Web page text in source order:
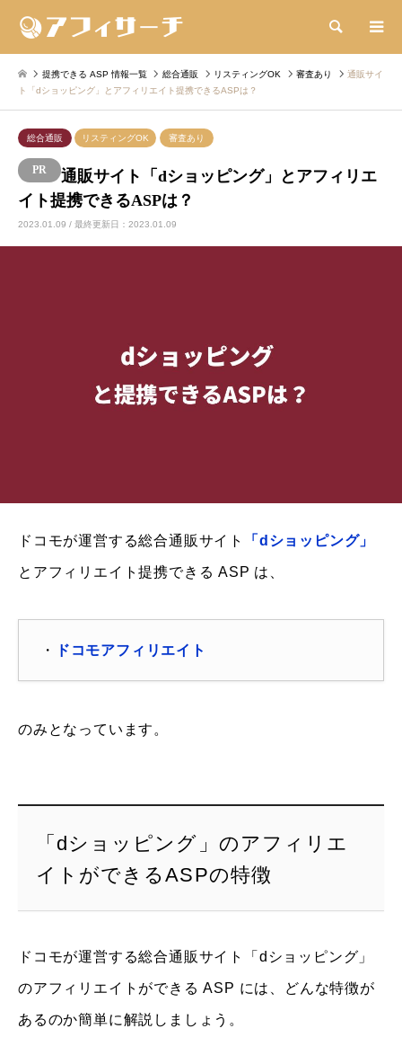
検索
提携できる ASP 情報一覧 総合通販 リスティングOK 審査あり
通販サイ
ト「dショッピング」とアフィリエイト提携できるASPは？
総合通販 リスティングOK 審査あり
通販サイト「dショッピング」とアフィリエ
イト提携できるASPは？
2023.01.09 / 最終更新日：2023.01.09
ドコモが運営する総合通販サイト 「dショッピング」
とアフィリエイト提携できる ASP は、
・ ドコモアフィリエイト
のみとなっています。
「dショッピング」のアフィリエ
イトができるASPの特徴
ドコモが運営する総合通販サイト「dショッピング」
のアフィリエイトができる ASP には、どんな特徴が
あるのか簡単に解説しましょう。